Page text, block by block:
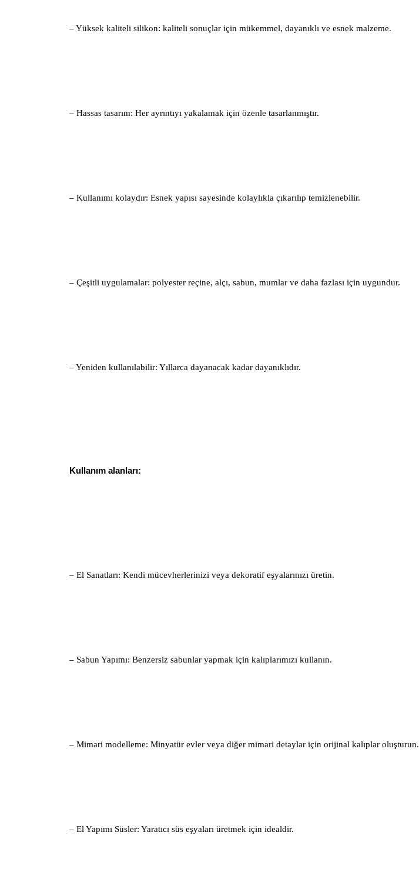
– Yüksek kaliteli silikon: kaliteli sonuçlar için mükemmel, dayanıklı ve esnek malzeme.
– Hassas tasarım: Her ayrıntıyı yakalamak için özenle tasarlanmıştır.
– Kullanımı kolaydır: Esnek yapısı sayesinde kolaylıkla çıkarılıp temizlenebilir.
– Çeşitli uygulamalar: polyester reçine, alçı, sabun, mumlar ve daha fazlası için uygundur.
– Yeniden kullanılabilir: Yıllarca dayanacak kadar dayanıklıdır.
Kullanım alanları:
– El Sanatları: Kendi mücevherlerinizi veya dekoratif eşyalarınızı üretin.
– Sabun Yapımı: Benzersiz sabunlar yapmak için kalıplarımızı kullanın.
– Mimari modelleme: Minyatür evler veya diğer mimari detaylar için orijinal kalıplar oluşturun.
– El Yapımı Süsler: Yaratıcı süs eşyaları üretmek için idealdir.